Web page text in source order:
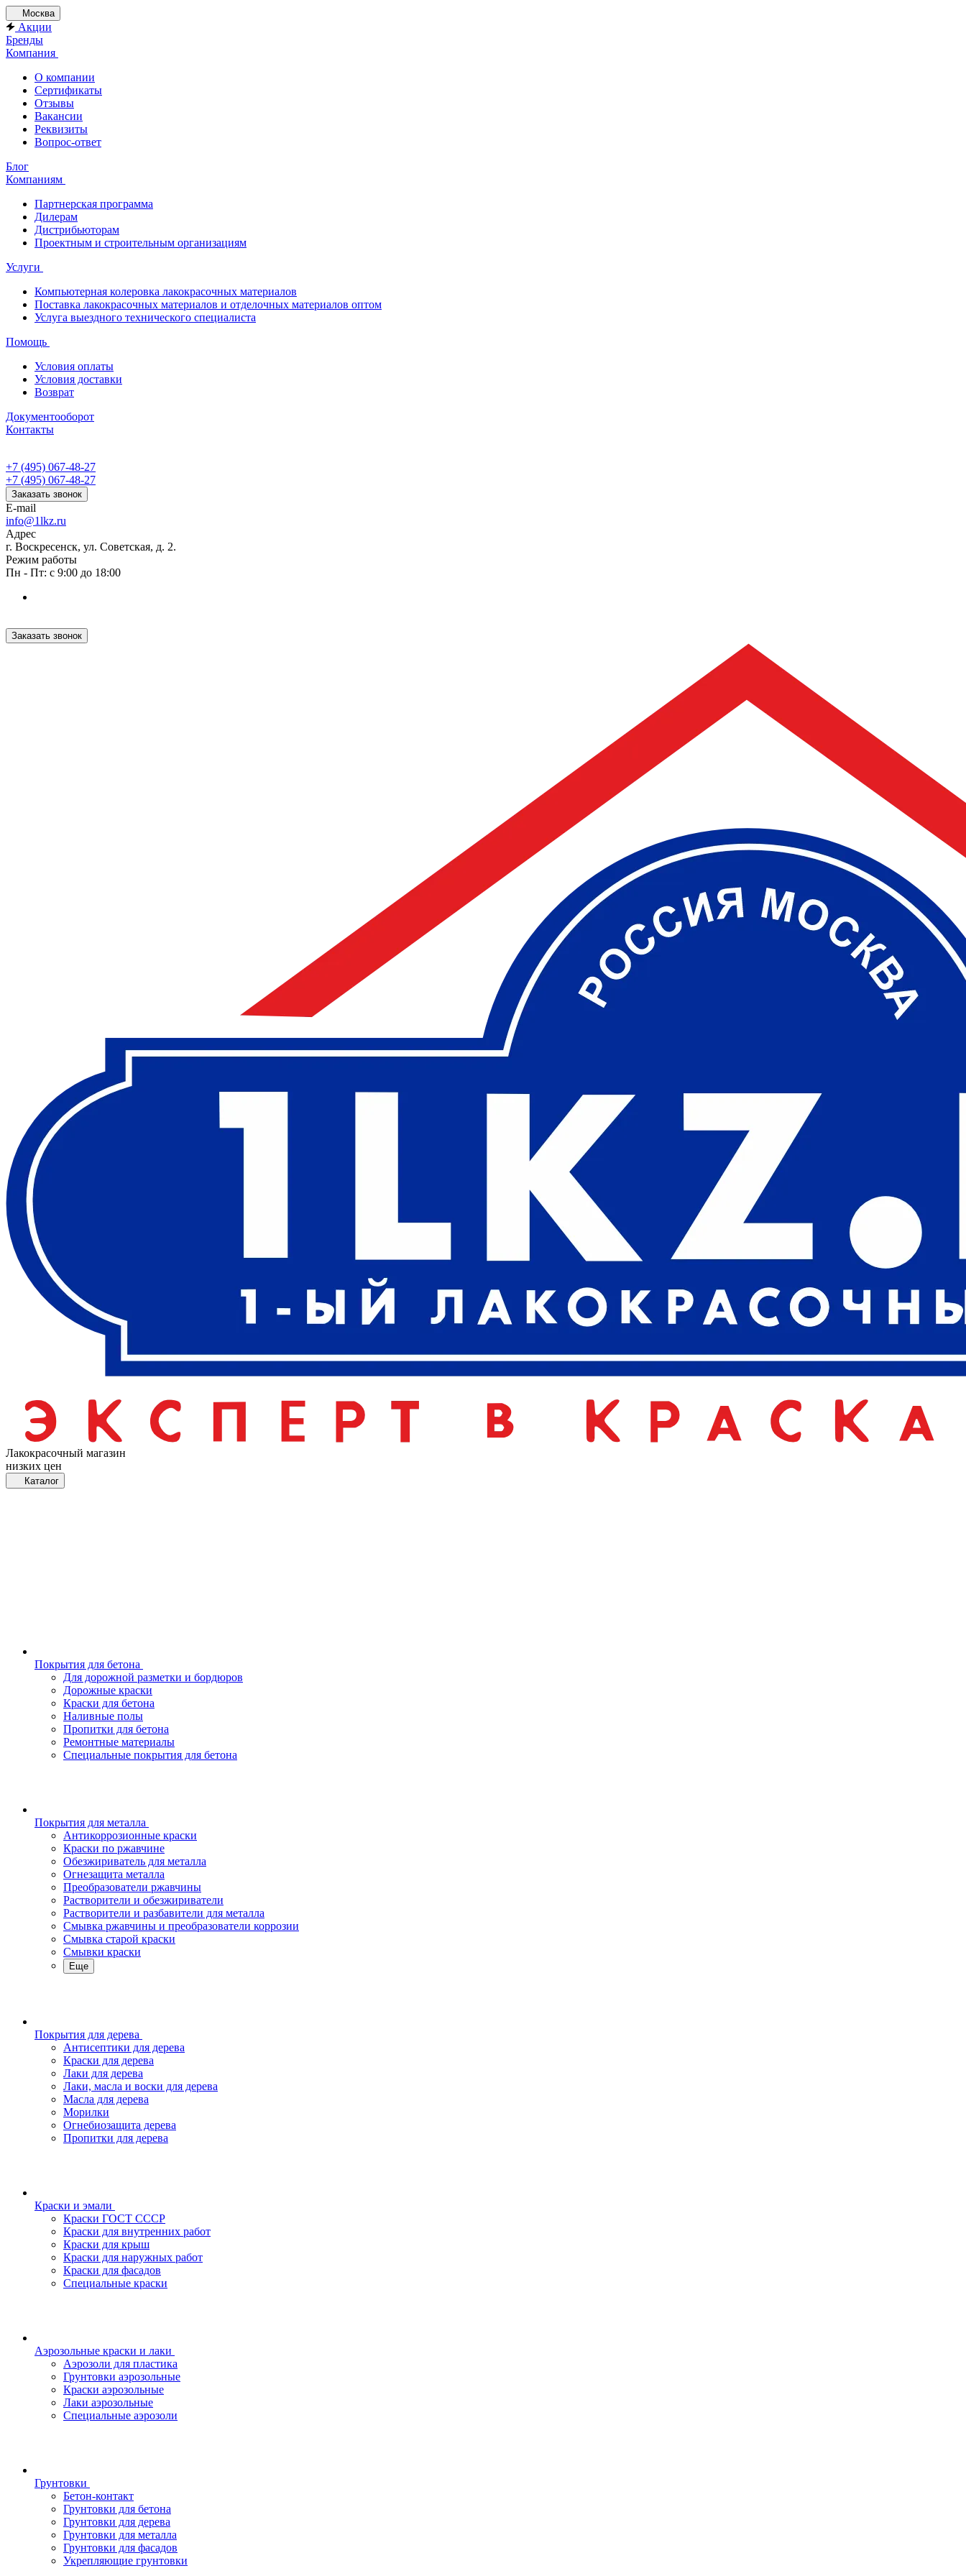
Москва
Акции
Бренды
Компания
О компании
Сертификаты
Отзывы
Вакансии
Реквизиты
Вопрос-ответ
Блог
Компаниям
Партнерская программа
Дилерам
Дистрибьюторам
Проектным и строительным организациям
Услуги
Компьютерная колеровка лакокрасочных материалов
Поставка лакокрасочных материалов и отделочных материалов оптом
Услуга выездного технического специалиста
Помощь
Условия оплаты
Условия доставки
Возврат
Документооборот
Контакты
+7 (495) 067-48-27
+7 (495) 067-48-27
Заказать звонок
E-mail
info@1lkz.ru
Адрес
г. Воскресенск, ул. Советская, д. 2.
Режим работы
Пн - Пт: с 9:00 до 18:00
Заказать звонок
Лакокрасочный магазин
низких цен
Каталог
Покрытия для бетона
Для дорожной разметки и бордюров
Дорожные краски
Краски для бетона
Наливные полы
Пропитки для бетона
Ремонтные материалы
Специальные покрытия для бетона
Покрытия для металла
Антикоррозионные краски
Краски по ржавчине
Обезжириватель для металла
Огнезащита металла
Преобразователи ржавчины
Растворители и обезжириватели
Растворители и разбавители для металла
Смывка ржавчины и преобразователи коррозии
Смывка старой краски
Смывки краски
Еще
Покрытия для дерева
Антисептики для дерева
Краски для дерева
Лаки для дерева
Лаки, масла и воски для дерева
Масла для дерева
Морилки
Огнебиозащита дерева
Пропитки для дерева
Краски и эмали
Краски ГОСТ СССР
Краски для внутренних работ
Краски для крыш
Краски для наружных работ
Краски для фасадов
Специальные краски
Аэрозольные краски и лаки
Аэрозоли для пластика
Грунтовки аэрозольные
Краски аэрозольные
Лаки аэрозольные
Специальные аэрозоли
Грунтовки
Бетон-контакт
Грунтовки для бетона
Грунтовки для дерева
Грунтовки для металла
Грунтовки для фасадов
Укрепляющие грунтовки